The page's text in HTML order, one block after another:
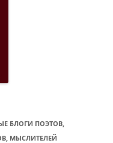
БЛОГИ ПОЭТОВ,
МЫСЛИТЕЛЕЙ